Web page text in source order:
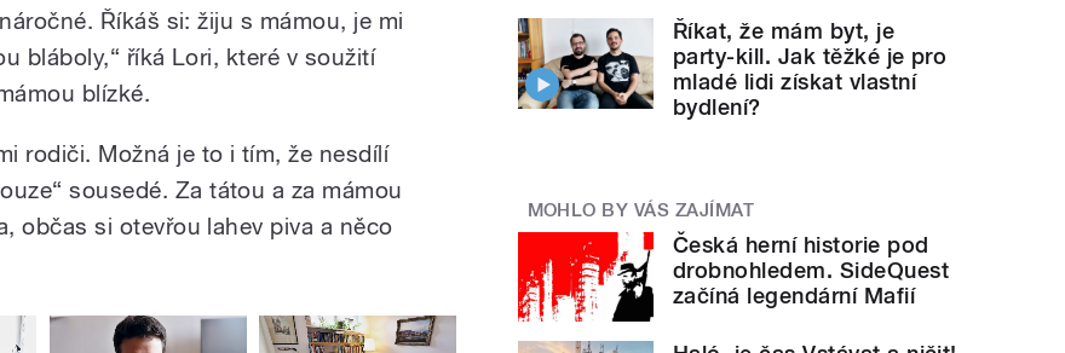
Říkáš si: žiju s mámou, je mi
bláboly,“ říká Lori, které v soužití
blízké.
rodiči. Možná je to i tím, že nesdílí
sousedé. Za tátou a za mámou
občas si otevřou lahev piva a něco
Říkat, že mám byt, je
party-kill. Jak těžké je pro
mladé lidi získat vlastní
bydlení?
MOHLO BY VÁS ZAJÍMAT
Česká herní historie pod
drobnohledem. SideQuest
začíná legendární Mafií